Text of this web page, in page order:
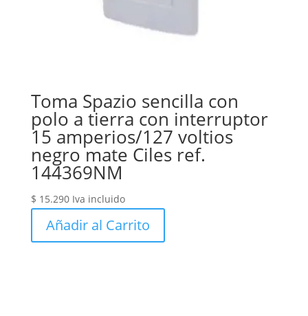
Toma Spazio sencilla con
polo a tierra con interruptor
15 amperios/127 voltios
negro mate Ciles ref.
144369NM
$ 15.290 Iva incluido
Añadir al Carrito